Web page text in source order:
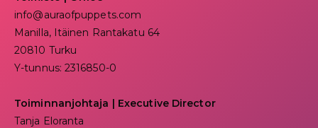
info@auraofpuppets.com
Manilla, Itäinen Rantakatu 64
20810 Turku
Y-tunnus: 2316850-0
Toiminnanjohtaja | Executive Director
Tanja Eloranta